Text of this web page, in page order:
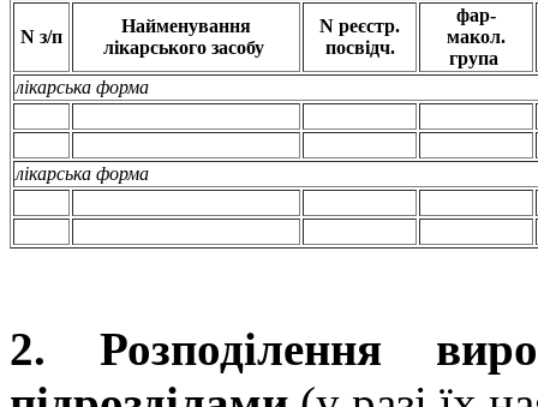
N з/п
Найменування
лікарського засобу
N реєстр.
посвідч.
фар-
макол.
група
лікарська форма
лікарська форма
2. Розподілення